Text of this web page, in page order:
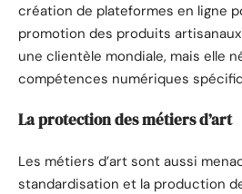
création de plateformes en ligne
promotion des produits
une clientèle mondiale, mais elle
compétences numériques
La protection des métiers d’art
Les métiers d’art sont aussi
standardisation et la production